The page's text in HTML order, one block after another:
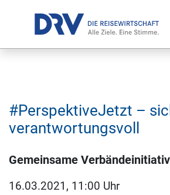
#PerspektiveJetzt –
verantwortungsvoll
Gemeinsame
16.03.2021, 11:00 Uhr